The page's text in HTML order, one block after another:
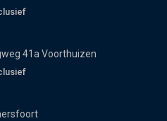
41a Voorthuizen